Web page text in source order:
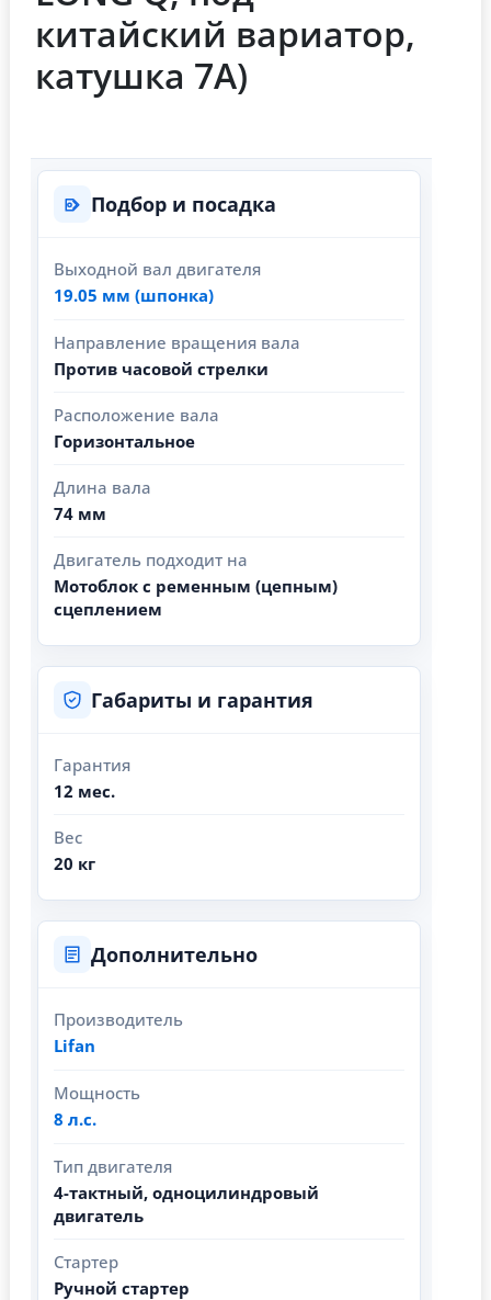
китайский вариатор,
катушка 7А)
Подбор и посадка
Выходной вал двигателя
19.05 мм (шпонка)
Направление вращения вала
Против часовой стрелки
Расположение вала
Горизонтальное
Длина вала
74 мм
Двигатель подходит на
Мотоблок с ременным (цепным)
сцеплением
Габариты и гарантия
Гарантия
12 мес.
Вес
20 кг
Дополнительно
Производитель
Lifan
Мощность
8 л.с.
Тип двигателя
4-тактный, одноцилиндровый
двигатель
Стартер
Ручной стартер